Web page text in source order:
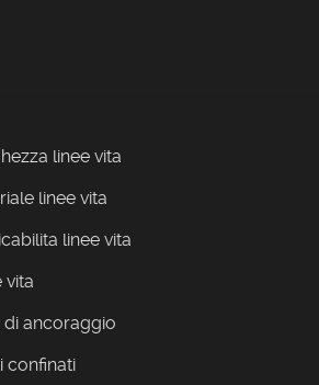
linee vita
linee vita
linee vita
vita
di ancoraggio
confinati